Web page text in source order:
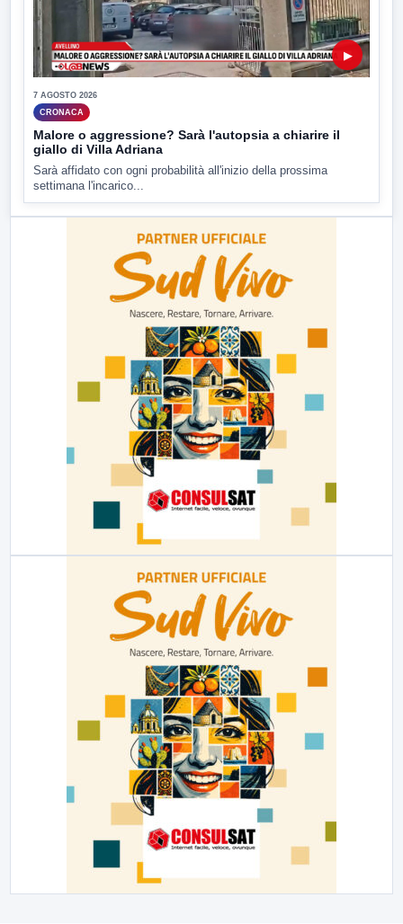
▶
7 AGOSTO 2026
CRONACA
Malore o aggressione? Sarà l'autopsia a chiarire il
giallo di Villa Adriana
Sarà affidato con ogni probabilità all'inizio della prossima
settimana l'incarico...